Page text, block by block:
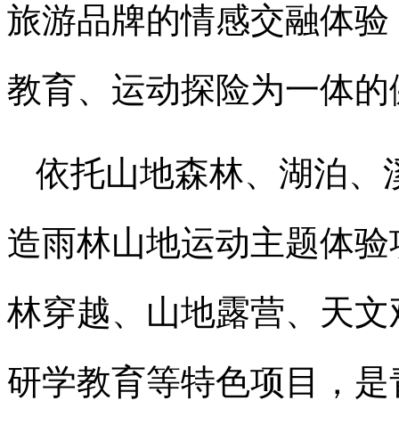
旅游品牌的情感交融体
教育、运动探险为一体
依托山地森林、湖泊、
造雨林山地运动主题体
林穿越、山地露营、天
研学教育等特色项目，